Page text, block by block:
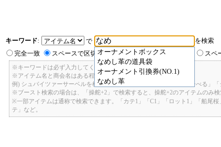
キーワード:
で
オーナメントボックス
なめし革の道具袋
オーナメント引換券(NO.1)
なめし革
を検索
完全一致
スペースで区切ったキーワードのいずれかを含む スペ
※キーワードは必ず入力してください。
※アイテム名と商会名はある程度曖昧に検索できます。
例) シュバイツァーサーベルを検索したい場合: 「しゅばいつあーさーべる」
※ブースト検索の場合は、「操舵+2」で検索すると、操舵+2のアイテムのみ
※一部アイテムは通称で検索できます。「カテ1」「C1」「ロット1」「船尾
テ」など。